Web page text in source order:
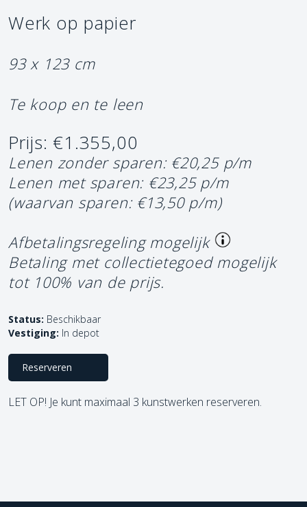
Werk op papier
93 x 123 cm
Te koop en te leen
Prijs: €1.355,00
Lenen zonder sparen: €20,25 p/m
Lenen met sparen: €23,25 p/m
(waarvan sparen: €13,50 p/m)
Afbetalingsregeling mogelijk
Betaling met collectietegoed mogelijk
tot 100% van de prijs.
Status: Beschikbaar
Vestiging: In depot
Reserveren
LET OP! Je kunt maximaal 3 kunstwerken reserveren.